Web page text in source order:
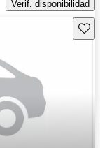
Verif. disponibilidad